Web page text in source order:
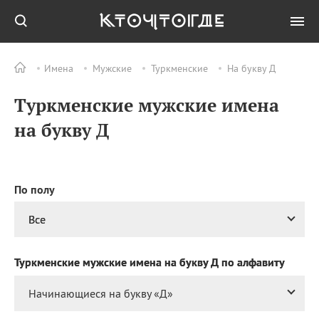
Имена Мужские Туркменские На букву Д
Туркменские мужские имена
на букву Д
По полу
Все
Туркменские мужские имена на букву Д по алфавиту
Начинающиеся на букву «Д»
ПРАЗДНИКИ Все
07.08 Успение праведной
День подразделений
криминальной полиции
07.08